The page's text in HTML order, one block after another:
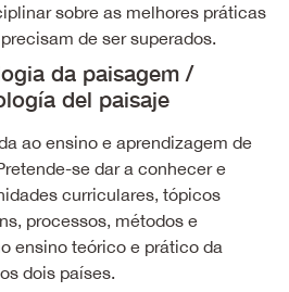
sobre as melhores práticas
de ser superados.
da paisagem /
del paisaje
ao ensino e aprendizagem de
se dar a conhecer e
curriculares, tópicos
processos, métodos e
ensino teórico e prático da
dois países.